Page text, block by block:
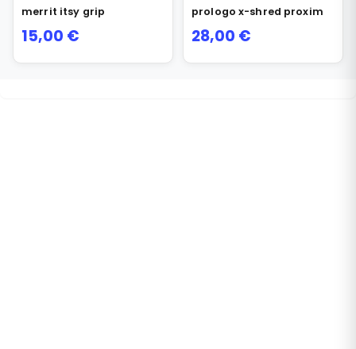
merrit itsy grip
15,00 €
prologo x-shred proxim
28,00 €